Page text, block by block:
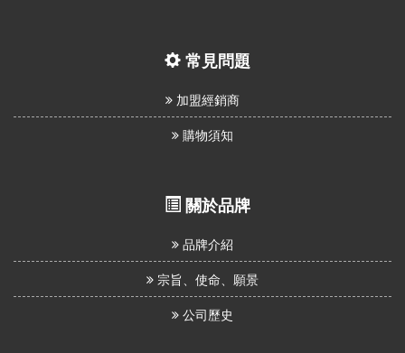
常見問題
加盟經銷商
購物須知
關於品牌
品牌介紹
宗旨、使命、願景
公司歷史